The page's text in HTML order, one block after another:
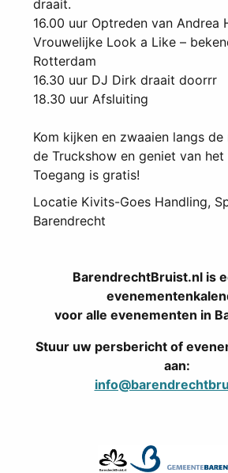
draait.
16.00 uur Optreden van Andrea
Vrouwelijke Look a Like –
Rotterdam
16.30 uur DJ Dirk draait doorrr
18.30 uur Afsluiting
Kom kijken en zwaaien langs
de Truckshow en geniet van het
Toegang is gratis!
Locatie Kivits-Goes Handling,
Barendrecht
BarendrechtBruist.nl is
voor alle evenementen in
Stuur uw persbericht of
aan: